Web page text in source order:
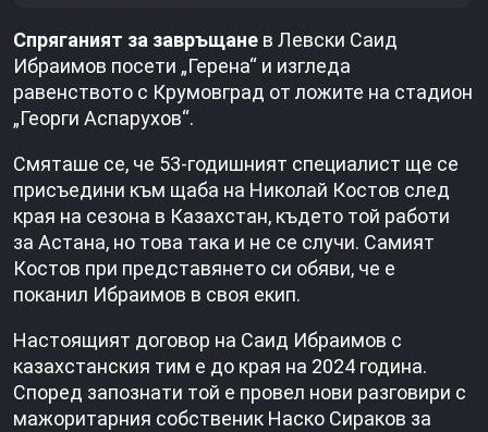
Спряганият за завръщане в Левски Саид
Ибраимов посети „Герена“ и изгледа
равенството с Крумовград от ложите на стадион
„Георги Аспарухов“.
Смяташе се, че 53-годишният специалист ще се
присъедини към щаба на Николай Костов след
края на сезона в Казахстан, където той работи
за Астана, но това така и не се случи. Самият
Костов при представянето си обяви, че е
поканил Ибраимов в своя екип.
Настоящият договор на Саид Ибраимов с
казахстанския тим е до края на 2024 година.
Според запознати той е провел нови разговири с
мажоритарния собственик Наско Сираков за